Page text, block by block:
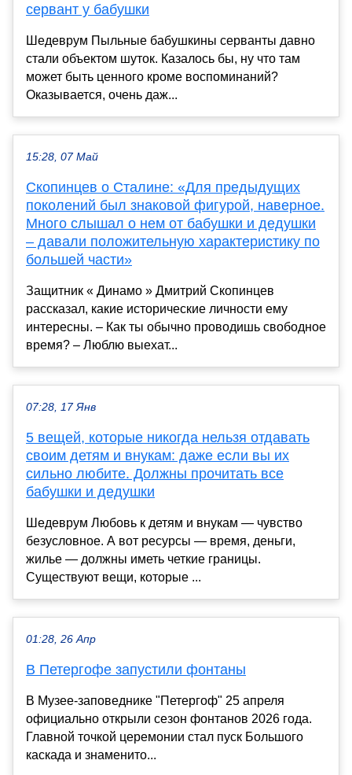
сервант у бабушки
Шедеврум Пыльные бабушкины серванты давно
стали объектом шуток. Казалось бы, ну что там
может быть ценного кроме воспоминаний?
Оказывается, очень даж...
15:28, 07 Май
Скопинцев о Сталине: «Для предыдущих
поколений был знаковой фигурой, наверное.
Много слышал о нем от бабушки и дедушки
– давали положительную характеристику по
большей части»
Защитник « Динамо » Дмитрий Скопинцев
рассказал, какие исторические личности ему
интересны. – Как ты обычно проводишь свободное
время? – Люблю выехат...
07:28, 17 Янв
5 вещей, которые никогда нельзя отдавать
своим детям и внукам: даже если вы их
сильно любите. Должны прочитать все
бабушки и дедушки
Шедеврум Любовь к детям и внукам — чувство
безусловное. А вот ресурсы — время, деньги,
жилье — должны иметь четкие границы.
Существуют вещи, которые ...
01:28, 26 Апр
В Петергофе запустили фонтаны
В Музее-заповеднике "Петергоф" 25 апреля
официально открыли сезон фонтанов 2026 года.
Главной точкой церемонии стал пуск Большого
каскада и знаменито...